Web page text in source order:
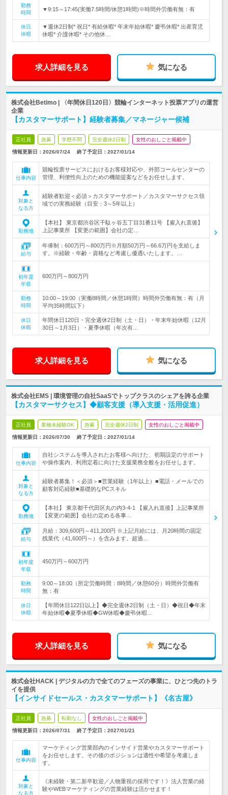
勤務
時間
▼9:15～17:45(実働7.5時間/休憩1時間)※時間外労働有無：有
休日
休暇
▼週休2日制* 祝日* 有給休暇* 年末年始休暇* 慶弔休暇* 出産育児
休暇* 介護休暇* その他休…
求人詳細を見る 気になる
株式会社Betimo | 〈年間休日120日〉競輪インターネット投票アプリの運営
企業
【カスタマーサポート】経験者募集／マネージャー候補
正社員 急募 学歴不問 完全週休2日制 女性のおしごと掲載中
情報更新日：2026/07/24 終了予定日： 2027/01/14
仕事内容
競輪投票サービスにおけるお客様対応や、外部コールセンターの
管理、利便性向上のための機能提案などをお任せします。
対象と
なる方
経験者歓迎＜必須＞カスタマーサポート／カスタマーサクセス領
域での実務経験（目安：3～5年以上）
勤務地
【本社】 東京都渋谷区千駄ヶ谷五丁目31番11号 【雇入れ直後】
上記事業所 【変更の範囲】会社の定…
給与
年俸制：600万円～800万円※月額50万円～66.6万円を支給しま
す。※経験・年齢・資格など考慮し優遇いたします。…
初年度
年収
600万円～800万円
勤務
時間
10:00～19:00（実働8時間／休憩1時間）時間外労働有無：有（月
平均35時間以下）
休日
休暇
年間休日120日・完全週休2日制（土・日）・年末年始休暇（12月
30日～1月3日）・夏季休暇（年次有…
求人詳細を見る 気になる
株式会社EMS | 環境管理の自社SaaSでトップクラスのシェアを誇る企業
【カスタマーサクセス】◆顧客支援（導入支援・活用促進）
正社員 業種未経験OK 急募 完全週休2日制 女性のおしごと掲載中
情報更新日：2026/07/30 終了予定日： 2027/01/14
仕事内容
自社システムを導入されたお客様へ向けた、初期設定のサポート
や操作案内、利用定着に向けた支援業務全般をお任せします。
対象と
なる方
経験者募集！＜必須＞■営業経験（1年以上）■電話・メールでの
顧客対応経験■基礎的なPCスキル
勤務地
【本社】 東京都千代田区丸の内3-4-1 【雇入れ直後】上記事業所
【変更の範囲】会社の定める各事…
給与
月給：309,600円～411,200円 ※上記月給には、月20時間の固定
残業代（41,600円～）を含みます。超過…
初年度
年収
450万円～600万円
勤務
時間
9:00～18:00（所定労働時間：8時間／休憩60分）時間外労働有
無：有
休日
休暇
【年間休日122日以上】◆完全週休2日制（土・日）◆祝日◆年末
年始休暇◆夏季休暇◆GW休暇◆慶弔休暇…
求人詳細を見る 気になる
株式会社HACK | デジタルの力で全てのフェーズの事業に、ひとつ先のトラ
イを提供
【インサイドセールス・カスタマーサポート】《名古屋》
正社員 急募 転勤なし 女性のおしごと掲載中
情報更新日：2026/07/31 終了予定日： 2027/01/21
仕事内容
マーケティング営業部内のインサイド営業やカスタマーサポート
をお任せします。その後のポジションは適性や希望を考慮しま
す。
対象と
なる方
《未経験・第二新卒歓迎／人物重視の採用です！》法人営業の経
験やWEBマーケティングの営業経験は活かせます！